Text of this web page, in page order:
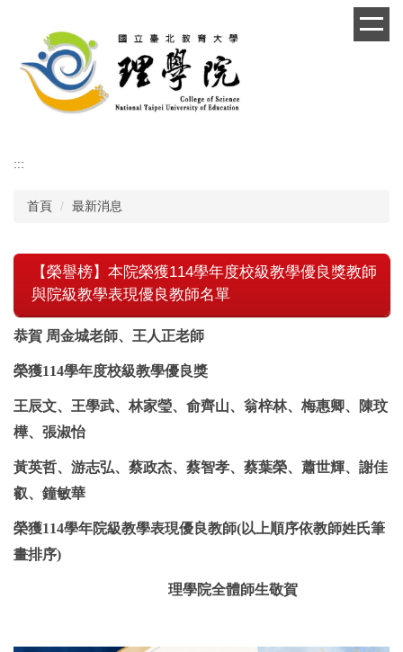
要
:::
首頁 最新消息
【榮譽榜】本院榮獲114學年度校級教學優良獎教師
與院級教學表現優良教師名單
恭賀 周金城老師、王人正老師
榮獲114學年度校級教學優良獎
王辰文、王學武、林家瑩、俞齊山、翁梓林、梅惠卿、陳玟
樺、張淑怡
黃英哲、游志弘、蔡政杰、蔡智孝、蔡葉榮、蕭世輝、謝佳
叡、鐘敏華
榮獲114學年院級教學表現優良教師(以上順序依教師姓氏筆
畫排序)
理學院全體師生敬賀